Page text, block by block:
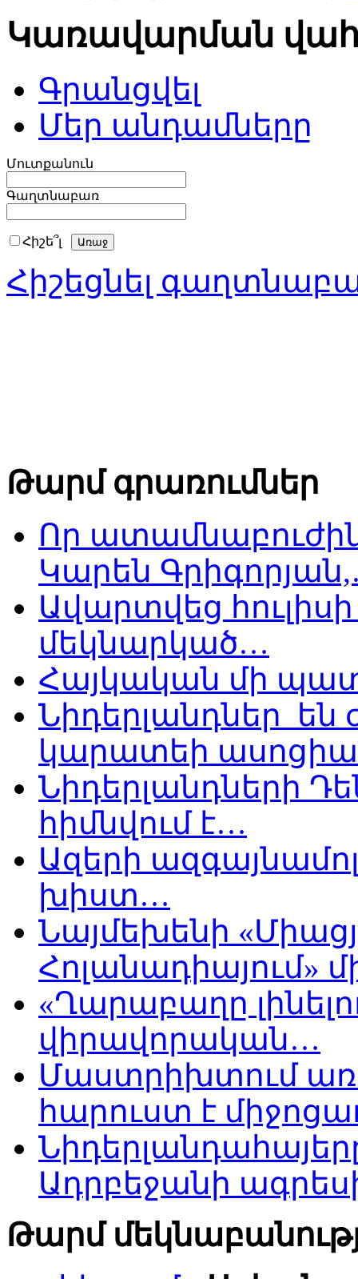
Կառավարման
Գրանցվել
Մեր անդամները
Մուտքանուն
Գաղտնաբառ
Հիշե՞լ
Հիշեցնել
Թարմ գրառումներ
Որ
Կարեն
Ավարտվեց
մեկնարկած…
Հայկական մի
Նիդերլանդներ
կարատեի
Նիդերլանդների
հիմնվում է…
Ազերի
խիստ…
Նայմեխենի
Հոլանադիայում»
«Ղարաբաղը
վիրավորական…
Մաստրիխտում
հարուստ է
Ադրբեջանի
Թարմ